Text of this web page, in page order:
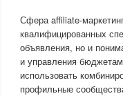
Сфера affiliate-
квалифицированных
объявления, но и
и управления
использовать
профильные